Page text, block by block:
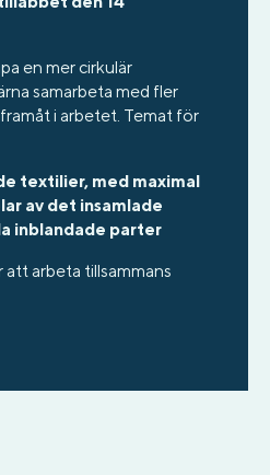
en mer cirkulär
samarbeta med fler
i arbetet. Temat för
textilier, med maximal
av det insamlade
inblandade parter
arbeta tillsammans